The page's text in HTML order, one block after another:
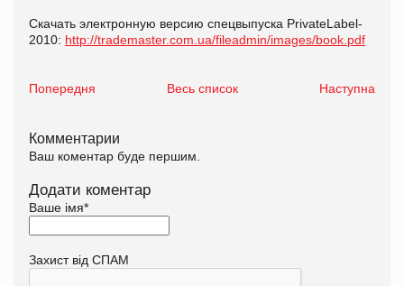
Скачать электронную версию спецвыпуска PrivateLabel-
2010: http://trademaster.com.ua/fileadmin/images/book.pdf
Попередня Весь список Наступна
Комментарии
Ваш коментар буде першим.
Додати коментар
Ваше імя*
Захист від СПАМ